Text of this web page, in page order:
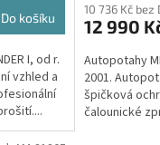
Do košíku
I, od r.
vzhled a
10 736 Kč bez
12 990
Autopotahy
2001.
špičková
čalounické